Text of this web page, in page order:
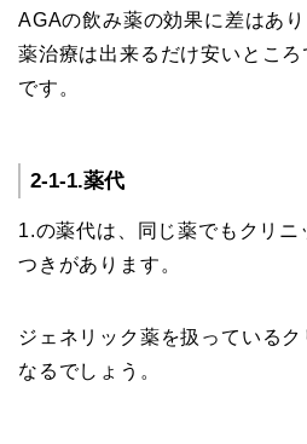
AGAの飲み薬の効果に差はあ
薬治療は出来るだけ安いとこ
です。
2-1-1.薬代
1.の薬代は、同じ薬でもクリニ
つきがあります。
ジェネリック薬を扱っているク
なるでしょう。